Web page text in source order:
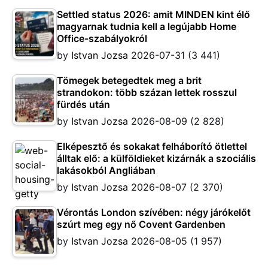
Settled status 2026: amit MINDEN kint élő
magyarnak tudnia kell a legújabb Home
Office-szabályokról
by Istvan Jozsa 2026-07-31 (3 441)
Tömegek betegedtek meg a brit
strandokon: több százan lettek rosszul
fürdés után
by Istvan Jozsa 2026-08-09 (2 828)
Elképesztő és sokakat felháborító ötlettel
álltak elő: a külföldieket kizárnák a szociális
lakásokból Angliában
by Istvan Jozsa 2026-08-07 (2 370)
Vérontás London szívében: négy járókelőt
szúrt meg egy nő Covent Gardenben
by Istvan Jozsa 2026-08-05 (1 957)